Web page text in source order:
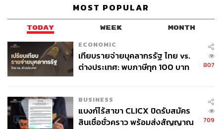
MOST POPULAR
TODAY WEEK MONTH
ECONOMIC
เทียบรายจ่ายบุคลากรรัฐ ไทย vs.
ต่างประเทศ: พบภาษีทุก 100 บาท
807
BUSINESS
แบงก์ไร้สาขา CLICX ปิดรับสมัคร
สินเชื่อชั่วคราว พร้อมส่งสัญญาณ
709